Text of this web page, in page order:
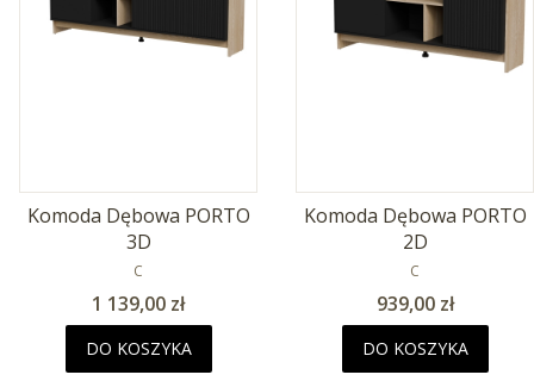
Komoda Dębowa PORTO
3D
PRODUCENT
C
Cena
1 139,00 zł
DO KOSZYKA
Komoda Dębowa PORTO
2D
PRODUCENT
C
Cena
939,00 zł
DO KOSZYKA